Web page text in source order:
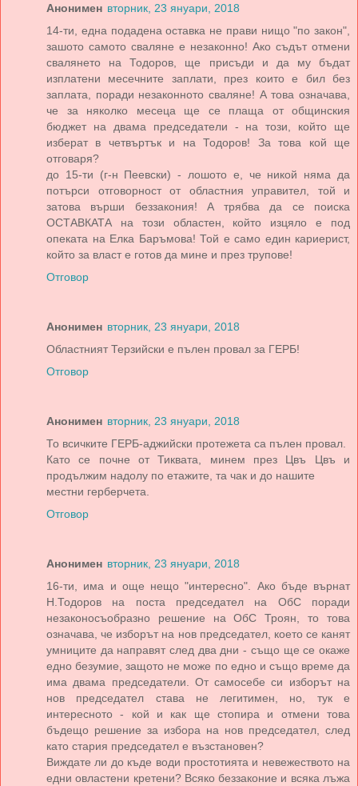
Анонимен вторник, 23 януари, 2018
14-ти, една подадена оставка не прави нищо "по закон",
зашото самото сваляне е незаконно! Ако съдът отмени
свалянето на Тодоров, ще присъди и да му бъдат
изплатени месечните заплати, през които е бил без
заплата, поради незаконното сваляне! А това означава,
че за няколко месеца ще се плаща от общинския
бюджет на двама председатели - на този, който ще
изберат в четвъртък и на Тодоров! За това кой ще
отговаря?
до 15-ти (г-н Пеевски) - лошото е, че никой няма да
потърси отговорност от областния управител, той и
затова върши беззакония! А трябва да се поиска
ОСТАВКАТА на този областен, който изцяло е под
опеката на Елка Баръмова! Той е само един кариерист,
който за власт е готов да мине и през трупове!
Отговор
Анонимен вторник, 23 януари, 2018
Областният Терзийски е пълен провал за ГЕРБ!
Отговор
Анонимен вторник, 23 януари, 2018
То всичките ГЕРБ-аджийски протежета са пълен провал.
Като се почне от Тиквата, минем през Цвъ Цвъ и
продължим надолу по етажите, та чак и до нашите
местни герберчета.
Отговор
Анонимен вторник, 23 януари, 2018
16-ти, има и още нещо "интересно". Ако бъде върнат
Н.Тодоров на поста председател на ОбС поради
незаконосъобразно решение на ОбС Троян, то това
означава, че изборът на нов председател, което се канят
умниците да направят след два дни - също ще се окаже
едно безумие, защото не може по едно и също време да
има двама председатели. От самосебе си изборът на
нов председател става не легитимен, но, тук е
интересното - кой и как ще стопира и отмени това
бъдещо решение за избора на нов председател, след
като стария председател е възстановен?
Виждате ли до къде води простотията и невежеството на
едни овластени кретени? Всяко беззаконие и всяка лъжа